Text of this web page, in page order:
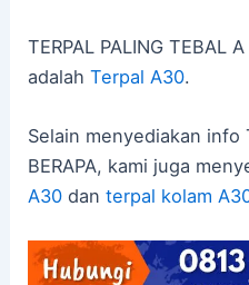
TERPAL PALING TEBAL
adalahTerpal A30.
Selain menyediakan info
BERAPA, kami juga
A30 danterpal kolam